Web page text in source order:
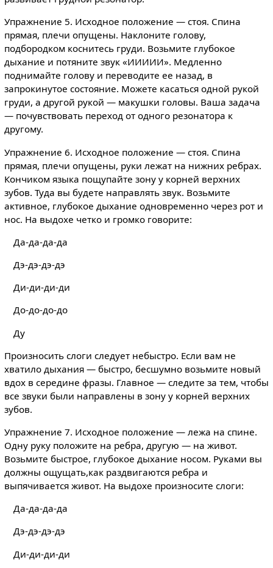
Упражнение 5. Исходное положение — стоя. Спина
прямая, плечи опущены. Наклоните голову,
подбородком коснитесь груди. Возьмите глубокое
дыхание и потяните звук «ИИИИИ». Медленно
поднимайте голову и переводите ее назад, в
запрокинутое состояние. Можете касаться одной рукой
груди, а другой рукой — макушки головы. Ваша задача
— почувствовать переход от одного резонатора к
другому.
Упражнение 6. Исходное положение — стоя. Спина
прямая, плечи опущены, руки лежат на нижних ребрах.
Кончиком языка пощупайте зону у корней верхних
зубов. Туда вы будете направлять звук. Возьмите
активное, глубокое дыхание одновременно через рот и
нос. На выдохе четко и громко говорите:
Да-да-да-да
Дэ-дэ-дэ-дэ
Ди-ди-ди-ди
До-до-до-до
Ду
Произносить слоги следует небыстро. Если вам не
хватило дыхания — быстро, бесшумно возьмите новый
вдох в середине фразы. Главное — следите за тем, чтобы
все звуки были направлены в зону у корней верхних
зубов.
Упражнение 7. Исходное положение — лежа на спине.
Одну руку положите на ребра, другую — на живот.
Возьмите быстрое, глубокое дыхание носом. Руками вы
должны ощущать,как раздвигаются ребра и
выпячивается живот. На выдохе произносите слоги:
Да-да-да-да
Дэ-дэ-дэ-дэ
Ди-ди-ди-ди